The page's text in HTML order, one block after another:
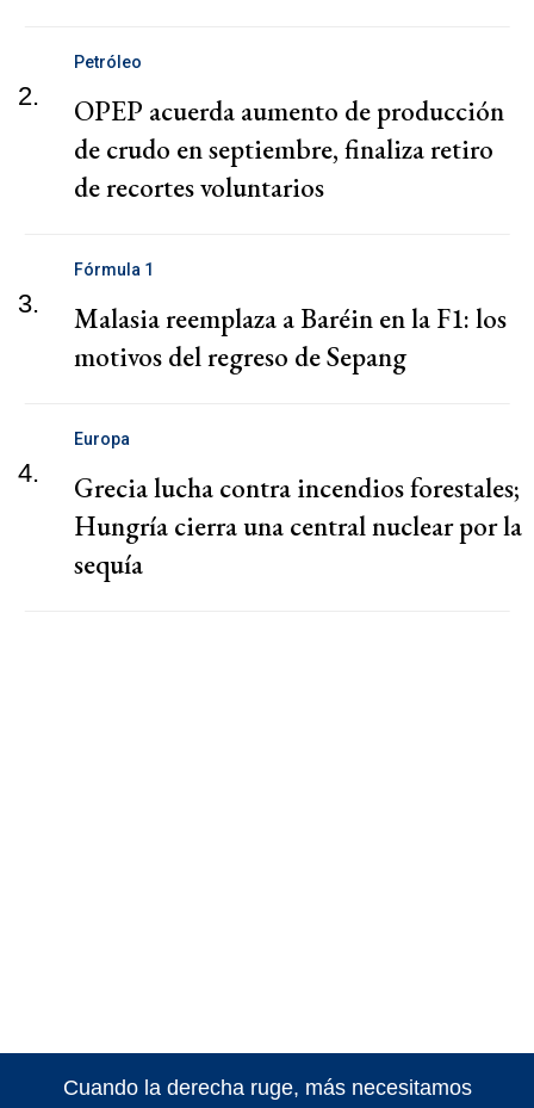
2.
Petróleo
OPEP acuerda aumento de producción
de crudo en septiembre, finaliza retiro
de recortes voluntarios
3.
Fórmula 1
Malasia reemplaza a Baréin en la F1: los
motivos del regreso de Sepang
4.
Europa
Grecia lucha contra incendios forestales;
Hungría cierra una central nuclear por la
sequía
Cuando la derecha ruge, más necesitamos